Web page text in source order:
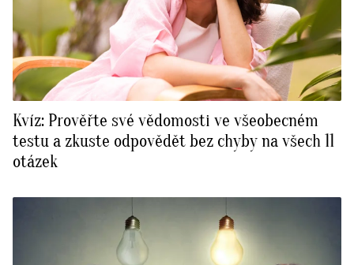
Kvíz: Prověřte své vědomosti ve všeobecném
testu a zkuste odpovědět bez chyby na všech 11
otázek